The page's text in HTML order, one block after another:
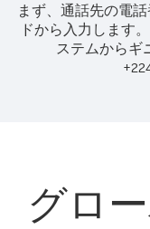
まず、通話先の電
ドから入力します。
ステムからギ
+
グロ